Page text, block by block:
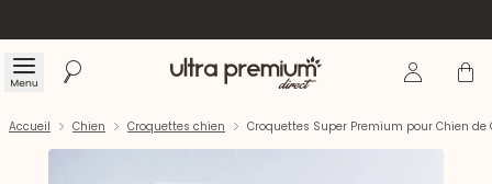
Menu Rechercher Accueil Se Panier
Accueil Chien Croquettes chien Croquettes Super Premium pour Chien de